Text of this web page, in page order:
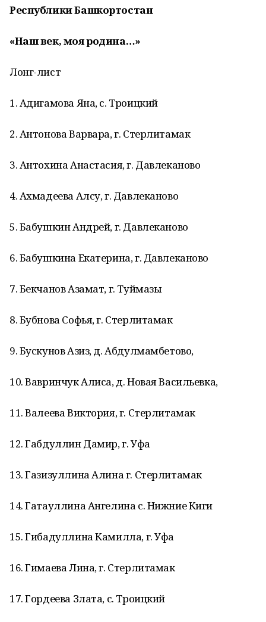
Республики Башкортостан
«Наш век, моя родина…»
Лонг-лист
1. Адигамова Яна, с. Троицкий
2. Антонова Варвара, г. Стерлитамак
3. Антохина Анастасия, г. Давлеканово
4. Ахмадеева Алсу, г. Давлеканово
5. Бабушкин Андрей, г. Давлеканово
6. Бабушкина Екатерина, г. Давлеканово
7. Бекчанов Азамат, г. Туймазы
8. Бубнова Софья, г. Стерлитамак
9. Бускунов Азиз, д. Абдулмамбетово,
10. Вавринчук Алиса, д. Новая Васильевка,
11. Валеева Виктория, г. Стерлитамак
12. Габдуллин Дамир, г. Уфа
13. Газизуллина Алина г. Стерлитамак
14. Гатауллина Ангелина с. Нижние Киги
15. Гибадуллина Камилла, г. Уфа
16. Гимаева Лина, г. Стерлитамак
17. Гордеева Злата, с. Троицкий